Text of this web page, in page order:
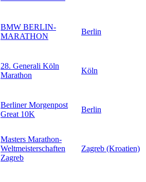
BMW BERLIN-
MARATHON
Berlin
28. Generali Köln
Marathon
Köln
Berliner Morgenpost
Great 10K
Berlin
Masters Marathon-
Weltmeisterschaften
Zagreb
Zagreb (Kroatien)